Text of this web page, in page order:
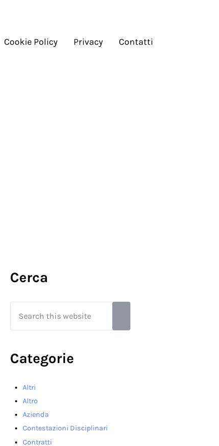
Cookie Policy Privacy Contatti
Cerca
Categorie
Altri
Altro
Azienda
Contestazioni Disciplinari
Contratti